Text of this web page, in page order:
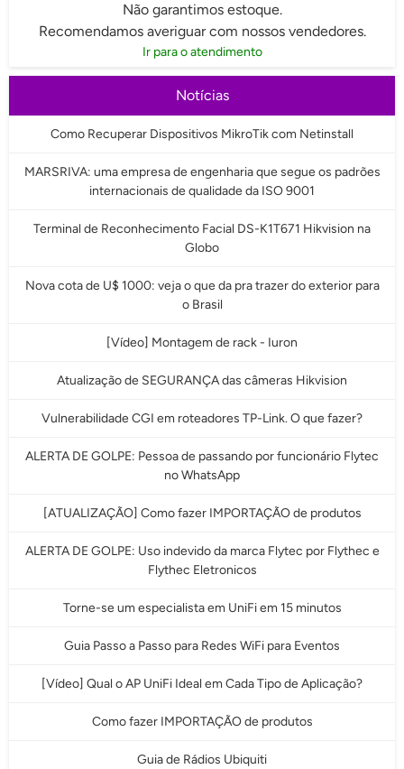
Não garantimos estoque.
Recomendamos averiguar com nossos vendedores.
Ir para o atendimento
Notícias
Como Recuperar Dispositivos MikroTik com Netinstall
MARSRIVA: uma empresa de engenharia que segue os padrões
internacionais de qualidade da ISO 9001
Terminal de Reconhecimento Facial DS-K1T671 Hikvision na
Globo
Nova cota de U$ 1000: veja o que da pra trazer do exterior para
o Brasil
[Vídeo] Montagem de rack - Iuron
Atualização de SEGURANÇA das câmeras Hikvision
Vulnerabilidade CGI em roteadores TP-Link. O que fazer?
ALERTA DE GOLPE: Pessoa de passando por funcionário Flytec
no WhatsApp
[ATUALIZAÇÃO] Como fazer IMPORTAÇÃO de produtos
ALERTA DE GOLPE: Uso indevido da marca Flytec por Flythec e
Flythec Eletronicos
Torne-se um especialista em UniFi em 15 minutos
Guia Passo a Passo para Redes WiFi para Eventos
[Vídeo] Qual o AP UniFi Ideal em Cada Tipo de Aplicação?
Como fazer IMPORTAÇÃO de produtos
Guia de Rádios Ubiquiti